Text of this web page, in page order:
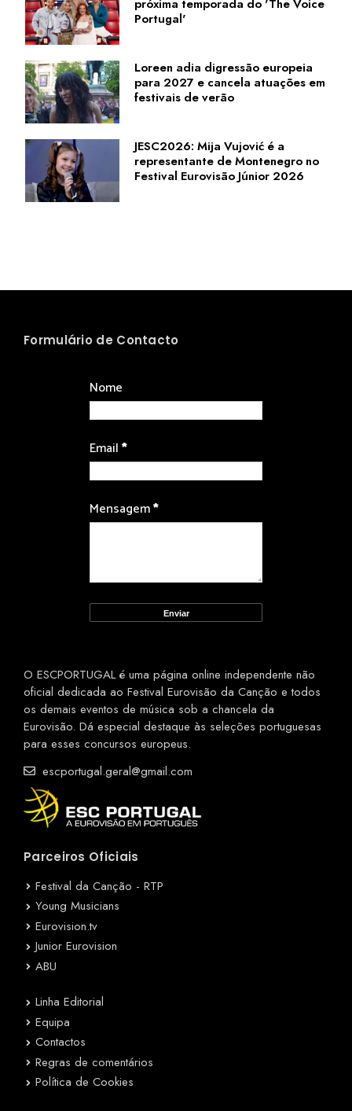
próxima temporada do 'The Voice
Portugal'
Loreen adia digressão europeia
para 2027 e cancela atuações em
festivais de verão
JESC2026: Mija Vujović é a
representante de Montenegro no
Festival Eurovisão Júnior 2026
Formulário de Contacto
Nome
Email*
Mensagem*
O ESCPORTUGAL é uma página online independente não
oficial dedicada ao Festival Eurovisão da Canção e todos
os demais eventos de música sob a chancela da
Eurovisão. Dá especial destaque às seleções portuguesas
para esses concursos europeus.
escportugal.geral@gmail.com
Parceiros Oficiais
Festival da Canção - RTP
Young Musicians
Eurovision.tv
Junior Eurovision
ABU
Linha Editorial
Equipa
Contactos
Regras de comentários
Política de Cookies